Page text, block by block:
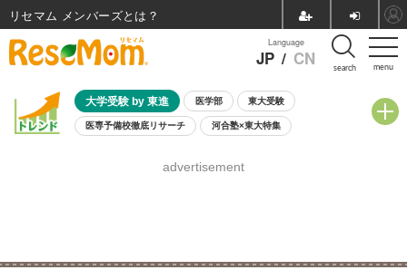
menu
Language
JP / CN search
大学受験 by 東進 医学部 東大受験
医専予備校徹底リサーチ 河合塾×東大特集
8月開催学校説明会・相談会
advertisement
リセマム メンバーズ